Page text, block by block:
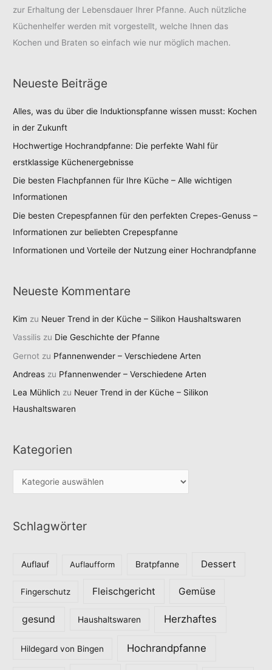
zur Erhaltung der Lebensdauer Ihrer Pfanne. Auch nützliche
Küchenhelfer werden mit vorgestellt, welche Ihnen das
Kochen und Braten so einfach wie nur möglich machen.
Neueste Beiträge
Alles, was du über die Induktionspfanne wissen musst: Kochen
in der Zukunft
Hochwertige Hochrandpfanne: Die perfekte Wahl für
erstklassige Küchenergebnisse
Die besten Flachpfannen für Ihre Küche – Alle wichtigen
Informationen
Die besten Crepespfannen für den perfekten Crepes-Genuss –
Informationen zur beliebten Crepespfanne
Informationen und Vorteile der Nutzung einer Hochrandpfanne
Neueste Kommentare
Kim zu Neuer Trend in der Küche – Silikon Haushaltswaren
Vassilis zu Die Geschichte der Pfanne
Gernot zu Pfannenwender – Verschiedene Arten
Andreas zu Pfannenwender – Verschiedene Arten
Lea Mühlich zu Neuer Trend in der Küche – Silikon
Haushaltswaren
Kategorien
a
e
Schlagwörter
Auflauf Auflaufform Bratpfanne Dessert
Fingerschutz Fleischgericht Gemüse
gesund Haushaltswaren Herzhaftes
Hildegard von Bingen Hochrandpfanne